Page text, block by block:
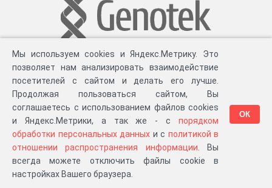
Разработка компании «Великіе предки», 2023-2026 гг. Блог.Суть проекта
Персональные данные.Распространение информации . ЧаВО. Сборка 111.37
Мы используем cookies и Яндекс.Метрику. Это
позволяет нам анализировать взаимодействие
посетителей с сайтом и делать его лучше.
Продолжая пользоваться сайтом, Вы
соглашаетесь с использованием файлов cookies
и Яндекс.Метрики, а так же - с порядком
обработки персональных данных и с политикой в
отношении распространения информации . Вы
всегда можете отключить файлы cookie в
настройках Вашего браузера.
ОК
в «Мои документы»
…или в один из ваших проектов: